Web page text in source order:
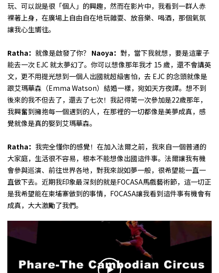
玩、可以說是很「個人」的興趣，然而在影片中，我看到一群人赤
裸著上身，在廣場上自由自在地玩雜耍、放音樂、喝酒，那個氣氛
讓我心生嚮往。
Ratha： 就像是啟發了你？ Naoya： 對，當下我就想，要是這輩子
能去一次 EJC 就太夢幻了。你可以想像那年我才 15 歲，還不會講英
文，更不用提光想到一個人出國就超級害怕，去 EJC 的念頭就像是
跟艾瑪華森（Emma Watson）結婚一樣，宛如天方夜譚。想不到
後來的我不但去了，還去了七次！我記得第一次參加是22歲那年，
我興奮到擁抱每一個遇到的人，在那裡的一切都像是美夢成真，感
覺就像是真的娶到艾瑪華森。
Ratha： 我完全懂你的感覺！在加入法爾之前，我來自一個普通的
大家庭，生活很不容易，根本不能想像出國這件事。法爾讓我有機
會參與巡演、前往世界各地，對我來說如夢一般，很希望能一直一
直做下去。近期我印象最深刻的就是FOCASA馬戲藝術節，這一切正
是我希望能在柬埔寨做到的事情，FOCASA讓我看到這件事有機會有
成真，大大激勵了我們。